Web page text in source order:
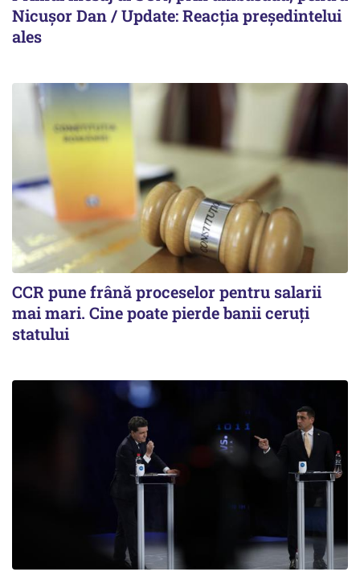
Nicușor Dan / Update: Reacția președintelui
ales
CCR pune frână proceselor pentru salarii
mai mari. Cine poate pierde banii ceruți
statului